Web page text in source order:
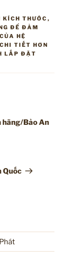
KÍCH THƯỚC ,
ĐỂ ĐẢM
HỆ
TIẾT HƠN
LẮP ĐẶT
hãng/Bảo An
Quốc